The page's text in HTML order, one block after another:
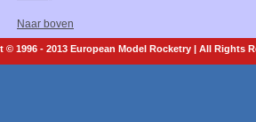
Naar boven
© 1996 - 2013 European Model Rocketry | All Rights